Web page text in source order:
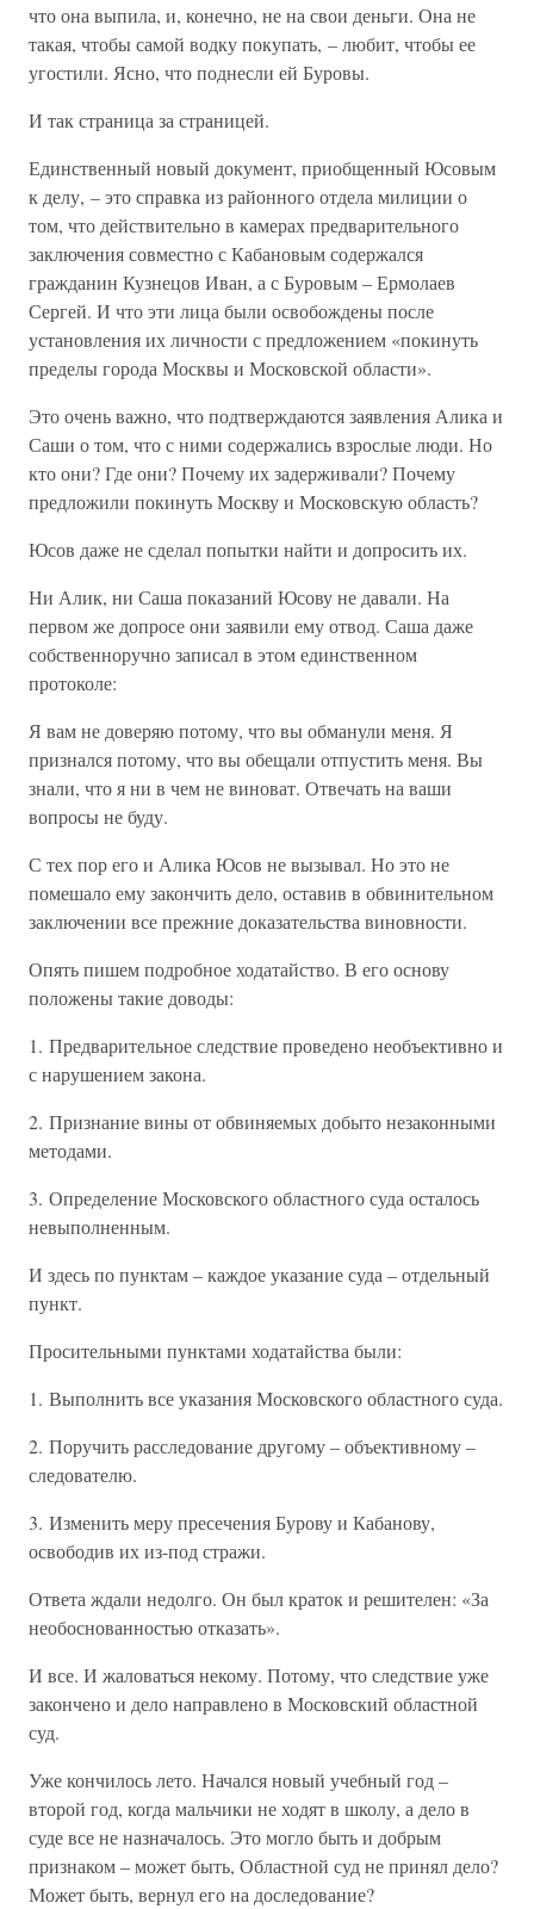
что она выпила, и, конечно, не на свои деньги. Она не
такая, чтобы самой водку покупать, – любит, чтобы ее
угостили. Ясно, что поднесли ей Буровы.
И так страница за страницей.
Единственный новый документ, приобщенный Юсовым
к делу, – это справка из районного отдела милиции о
том, что действительно в камерах предварительного
заключения совместно с Кабановым содержался
гражданин Кузнецов Иван, а с Буровым – Ермолаев
Сергей. И что эти лица были освобождены после
установления их личности с предложением «покинуть
пределы города Москвы и Московской области».
Это очень важно, что подтверждаются заявления Алика и
Саши о том, что с ними содержались взрослые люди. Но
кто они? Где они? Почему их задерживали? Почему
предложили покинуть Москву и Московскую область?
Юсов даже не сделал попытки найти и допросить их.
Ни Алик, ни Саша показаний Юсову не давали. На
первом же допросе они заявили ему отвод. Саша даже
собственноручно записал в этом единственном
протоколе:
Я вам не доверяю потому, что вы обманули меня. Я
признался потому, что вы обещали отпустить меня. Вы
знали, что я ни в чем не виноват. Отвечать на ваши
вопросы не буду.
С тех пор его и Алика Юсов не вызывал. Но это не
помешало ему закончить дело, оставив в обвинительном
заключении все прежние доказательства виновности.
Опять пишем подробное ходатайство. В его основу
положены такие доводы:
1. Предварительное следствие проведено необъективно и
с нарушением закона.
2. Признание вины от обвиняемых добыто незаконными
методами.
3. Определение Московского областного суда осталось
невыполненным.
И здесь по пунктам – каждое указание суда – отдельный
пункт.
Просительными пунктами ходатайства были:
1. Выполнить все указания Московского областного суда.
2. Поручить расследование другому – объективному –
следователю.
3. Изменить меру пресечения Бурову и Кабанову,
освободив их из-под стражи.
Ответа ждали недолго. Он был краток и решителен: «За
необоснованностью отказать».
И все. И жаловаться некому. Потому, что следствие уже
закончено и дело направлено в Московский областной
суд.
Уже кончилось лето. Начался новый учебный год –
второй год, когда мальчики не ходят в школу, а дело в
суде все не назначалось. Это могло быть и добрым
признаком – может быть, Областной суд не принял дело?
Может быть, вернул его на доследование?